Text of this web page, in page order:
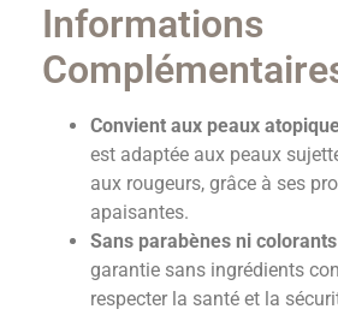
Informations
Convient aux peaux
est adaptée aux peaux
aux rougeurs, grâce à ses
apaisantes.
Sans parabènes ni
garantie sans ingrédients
respecter la santé et la